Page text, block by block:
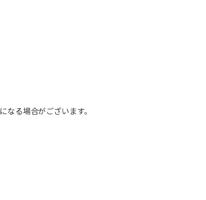
なる場合がございます。